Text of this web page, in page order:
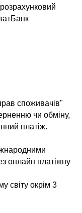
споживачів"
чи обміну,
платіж.
онлайн платіжну
світу окрім 3